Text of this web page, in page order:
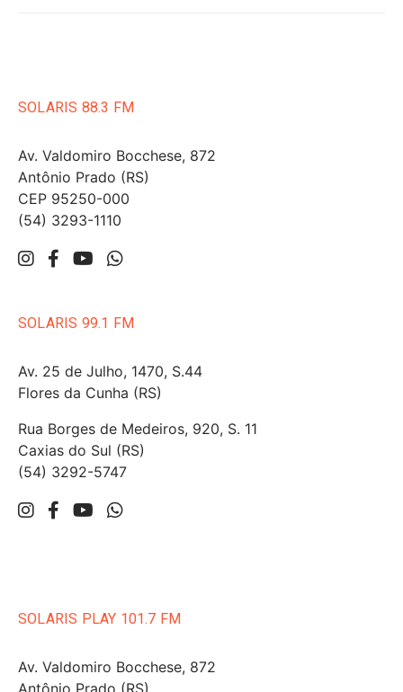
SOLARIS 88.3 FM
Av. Valdomiro Bocchese, 872
Antônio Prado (RS)
CEP 95250-000
(54) 3293-1110
SOLARIS 99.1 FM
Av. 25 de Julho, 1470, S.44
Flores da Cunha (RS)
Rua Borges de Medeiros, 920, S. 11
Caxias do Sul (RS)
(54) 3292-5747
SOLARIS PLAY 101.7 FM
Av. Valdomiro Bocchese, 872
Antônio Prado (RS)